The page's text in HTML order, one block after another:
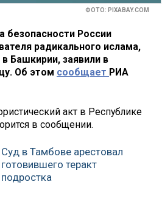
ФОТО: PIXABAY.COM
безопасности России
радикального ислама,
Башкирии, заявили в
Об этом сообщает РИА
акт в Республике
в сообщении.
Суд в Тамбове арестовал
готовившего теракт
подростка